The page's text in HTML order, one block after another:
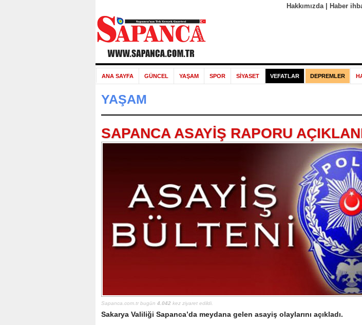
Hakkımızda| Haber
ANA SAYFA GÜNCEL YAŞAM SPOR SİYASET VEFATLAR DEPREMLER
YAŞAM
SAPANCA ASAYİŞ RAPORU
Sapanca.com.tr bugün 4.042kez ziyaret edildi.
Sakarya Valiliği Sapanca’da meydana gelen asayiş olaylarını açıkladı.